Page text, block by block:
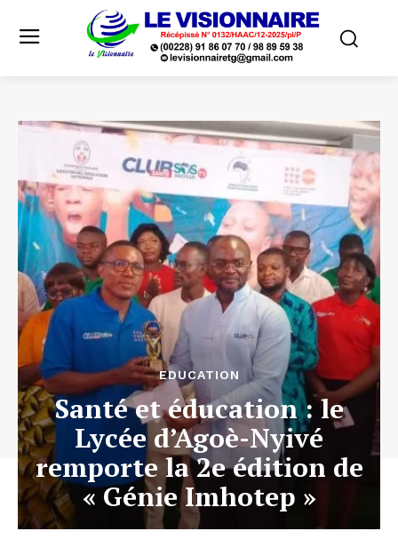
EDUCATION
Santé et éducation : le
Lycée d’Agoè-Nyivé
remporte la 2e édition de
« Génie Imhotep »